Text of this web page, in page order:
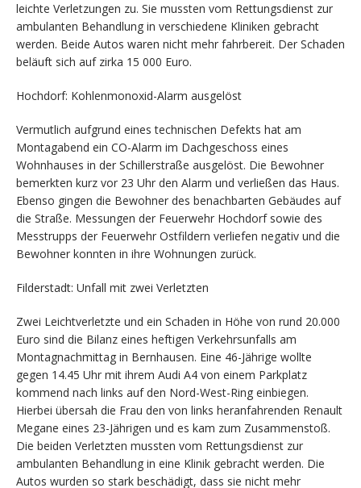
leichte Verletzungen zu. Sie mussten vom Rettungsdienst zur
ambulanten Behandlung in verschiedene Kliniken gebracht
werden. Beide Autos waren nicht mehr fahrbereit. Der Schaden
beläuft sich auf zirka 15 000 Euro.
Hochdorf: Kohlenmonoxid-Alarm ausgelöst
Vermutlich aufgrund eines technischen Defekts hat am
Montagabend ein CO-Alarm im Dachgeschoss eines
Wohnhauses in der Schillerstraße ausgelöst. Die Bewohner
bemerkten kurz vor 23 Uhr den Alarm und verließen das Haus.
Ebenso gingen die Bewohner des benachbarten Gebäudes auf
die Straße. Messungen der Feuerwehr Hochdorf sowie des
Messtrupps der Feuerwehr Ostfildern verliefen negativ und die
Bewohner konnten in ihre Wohnungen zurück.
Filderstadt: Unfall mit zwei Verletzten
Zwei Leichtverletzte und ein Schaden in Höhe von rund 20.000
Euro sind die Bilanz eines heftigen Verkehrsunfalls am
Montagnachmittag in Bernhausen. Eine 46-Jährige wollte
gegen 14.45 Uhr mit ihrem Audi A4 von einem Parkplatz
kommend nach links auf den Nord-West-Ring einbiegen.
Hierbei übersah die Frau den von links heranfahrenden Renault
Megane eines 23-Jährigen und es kam zum Zusammenstoß.
Die beiden Verletzten mussten vom Rettungsdienst zur
ambulanten Behandlung in eine Klinik gebracht werden. Die
Autos wurden so stark beschädigt, dass sie nicht mehr